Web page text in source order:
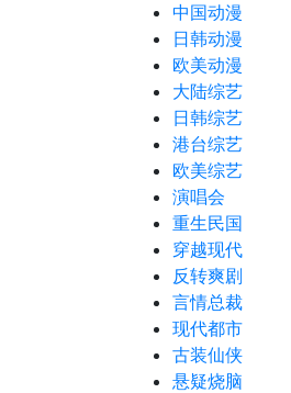
中国动漫
日韩动漫
欧美动漫
大陆综艺
日韩综艺
港台综艺
欧美综艺
演唱会
重生民国
穿越现代
反转爽剧
言情总裁
现代都市
古装仙侠
悬疑烧脑